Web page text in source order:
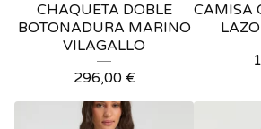
CHAQUETA DOBLE
BOTONADURA MARINO
VILAGALLO
296,00 €
CAMISA